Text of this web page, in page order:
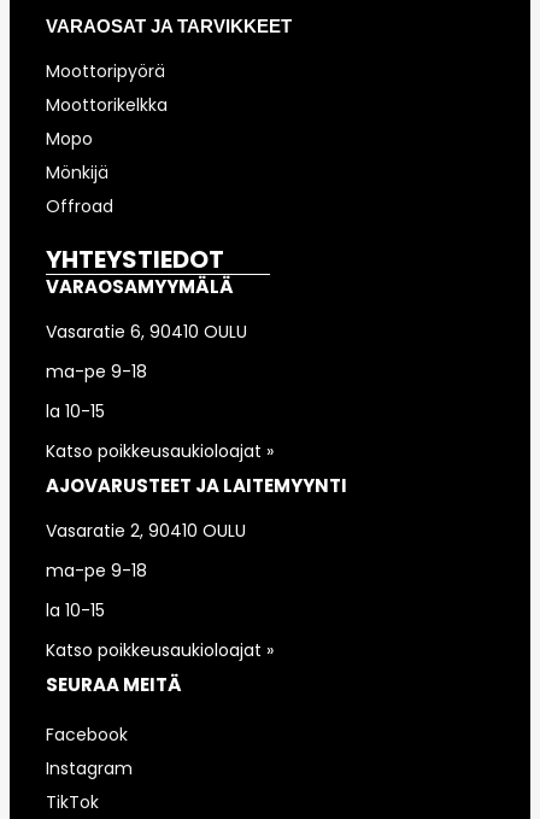
VARAOSAT JA TARVIKKEET
Moottoripyörä
Moottorikelkka
Mopo
Mönkijä
Offroad
YHTEYSTIEDOT
VARAOSAMYYMÄLÄ
Vasaratie 6, 90410 OULU
ma-pe 9-18
la 10-15
Katso poikkeusaukioloajat »
AJOVARUSTEET JA LAITEMYYNTI
Vasaratie 2, 90410 OULU
ma-pe 9-18
la 10-15
Katso poikkeusaukioloajat »
SEURAA MEITÄ
Facebook
Instagram
TikTok